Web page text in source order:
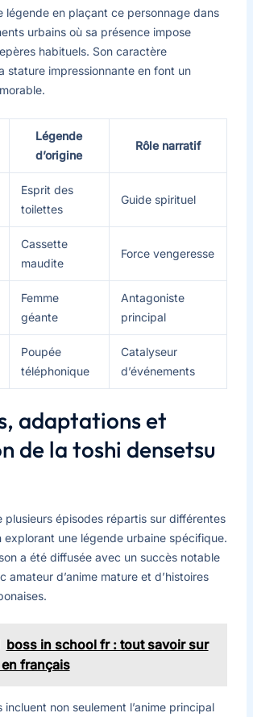
légende en plaçant ce personnage dans
urbains où sa présence impose
habituels. Son caractère
stature impressionnante en font un
Légende
d’origine
Rôle narratif
Esprit des
toilettes
Guide spirituel
Cassette
maudite
Force vengeresse
Femme
géante
Antagoniste
principal
Poupée
téléphonique
Catalyseur
d’événements
adaptations et
de la toshi densetsu
plusieurs épisodes répartis sur différentes
explorant une légende urbaine spécifique.
a été diffusée avec un succès notable
amateur d’anime mature et d’histoires
boss in school fr : tout savoir sur
français
non seulement l’anime principal